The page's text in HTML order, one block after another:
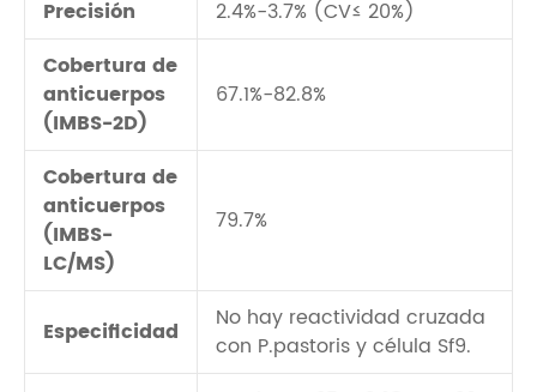
Precisión
2.4%-3.7% (CV≤ 20%)
Cobertura de
anticuerpos
(IMBS-2D)
67.1%-82.8%
Cobertura de
anticuerpos
(IMBS-
LC/MS)
79.7%
Especificidad
No hay reactividad cruzada
con P.pastoris y célula Sf9.